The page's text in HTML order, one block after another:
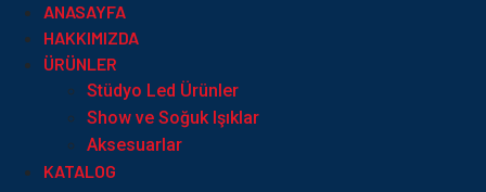
ANASAYFA
HAKKIMIZDA
ÜRÜNLER
Stüdyo Led Ürünler
Show ve Soğuk Işıklar
Aksesuarlar
KATALOG